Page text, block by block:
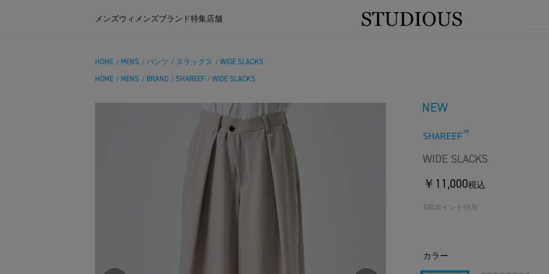
メンズウィメンズブランド特集店舗
HOME / MENS / パンツ / スラックス / WIDE SLACKS
HOME / MENS / BRAND / SHAREEF / WIDE SLACKS
SHAREEF
WIDE SLACKS
￥11,000税込
100ポイント付与
カラー